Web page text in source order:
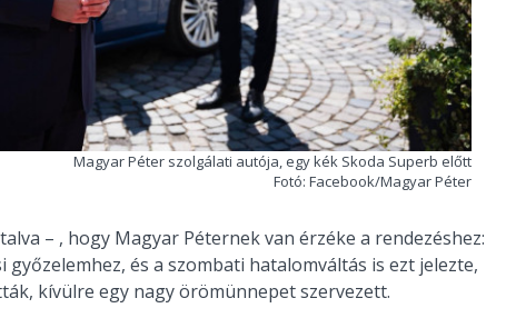
Magyar Péter szolgálati autója, egy kék Skoda Superb előtt
Fotó: Facebook/Magyar Péter
– , hogy Magyar Péternek van érzéke a rendezéshez:
és a szombati hatalomváltás is ezt jelezte,
kívülre egy nagy örömünnepet szervezett.